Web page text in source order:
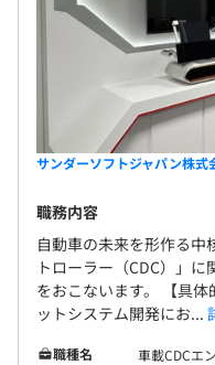
サンダーソフトジャパン株式
職務内容
自動車の未来を形作る中
トローラー（CDC）」
をおこないます。 【具
ットシステム開発にお...
職種名
車載CDCエ